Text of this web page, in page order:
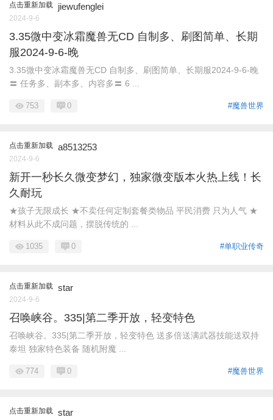
点击重新加载 jiewufenglei
2024-9-6
3.35微中变冰霜魔兽无CD 自制多、刷图简单、长期
服2024-9-6-晚
3.35微中变冰霜魔兽无CD 自制多、刷图简单、长期服2024-9-6-晚
〓 任务多、副本多、内容多〓 6 ...
#魔兽世界
753 0
点击重新加载 a8513253
2024-9-6
新开一秒长久微变梦幻，独家微变版本火热上线！长
久耐玩
★孩子无限成长 ★不卖任何定制套餐类物品 平民消费 只为人气 ★
材料从此不成问题，摆脱传统的 ...
#单职业传奇
1035 0
点击重新加载 star
2024-9-6
召唤峡谷。335|第二季开放，轻变特色
召唤峡谷。335|第二季开放，轻变特色 送多倍送满武器技能送双持
泰坦 独家特色装备 随机附魔 ...
#魔兽世界
774 0
点击重新加载 star